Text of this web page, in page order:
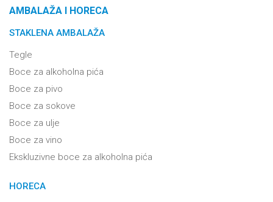
AMBALAŽA I HORECA
STAKLENA AMBALAŽA
Tegle
Boce za alkoholna pića
Boce za pivo
Boce za sokove
Boce za ulje
Boce za vino
Ekskluzivne boce za alkoholna pića
HORECA